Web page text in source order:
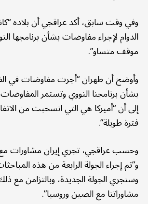
وفي وقت سابق، أکد عراقجي أن بلاده
الدوام لإجراء مفاوضات بشأن برنامجها
موقف متساو”.
وأوضح أن طهران “أجرت مفاوضات في
بشأن برنامجنا النووي وتستمر
إلى أن “أمیرکا هي التي انسحبت من
فترة طویلة”.
و”تم إجراء الجولة الرابعة من هذه
وسنجري الجولة الجدیدة، وبالتزامن مع
مشاوراتنا مع الصین وروسیا”.